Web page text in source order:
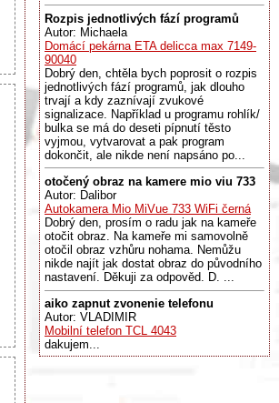
Rozpis jednotlivých fází programů
Autor: Michaela
Domácí pekárna ETA delicca max 7149-
90040
Dobrý den, chtěla bych poprosit o rozpis
jednotlivých fází programů, jak dlouho
trvají a kdy zaznívají zvukové
signalizace. Například u programu rohlík/
bulka se má do deseti pípnutí těsto
vyjmou, vytvarovat a pak program
dokončit, ale nikde není napsáno po...
otočený obraz na kamere mio viu 733
Autor: Dalibor
Autokamera Mio MiVue 733 WiFi černá
Dobrý den, prosím o radu jak na kameře
otočit obraz. Na kameře mi samovolně
otočil obraz vzhůru nohama. Nemůžu
nikde najít jak dostat obraz do původního
nastavení. Děkuji za odpověd. D. ...
aiko zapnut zvonenie telefonu
Autor: VLADIMIR
Mobilní telefon TCL 4043
dakujem...